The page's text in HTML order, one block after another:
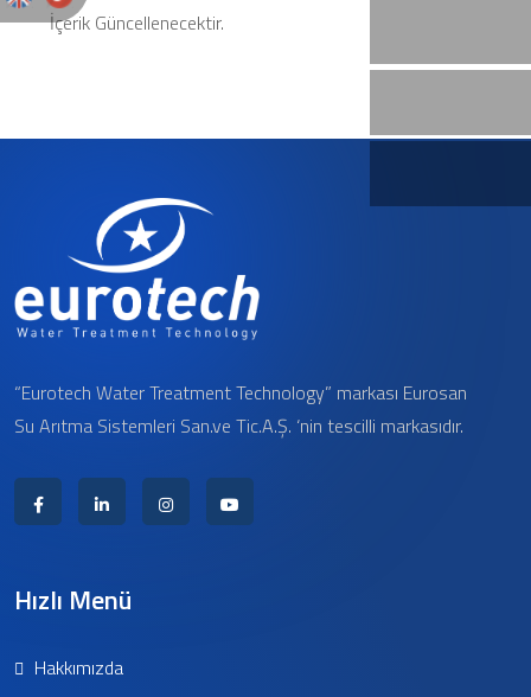
İçerik Güncellenecektir.
“Eurotech Water Treatment Technology” markası Eurosan
Su Arıtma Sistemleri San.ve Tic.A.Ş. ‘nin tescilli markasıdır.
Hızlı Menü
Hakkımızda